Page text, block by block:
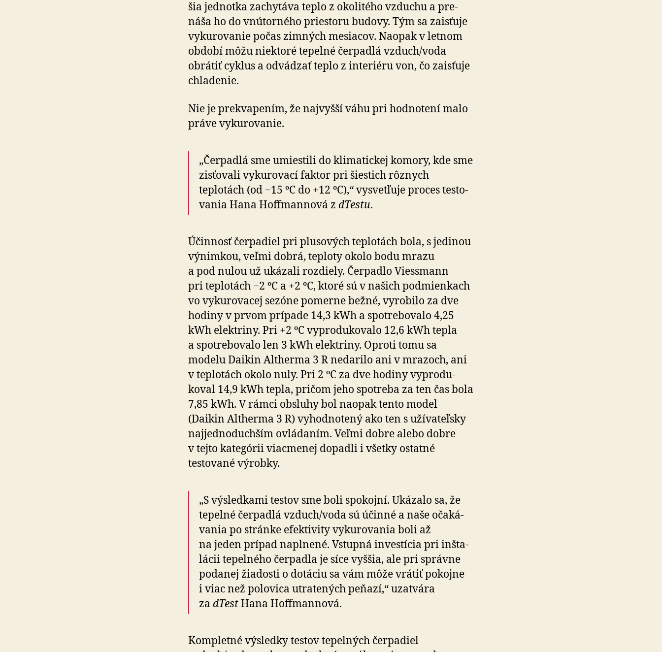
šia jed­not­ka zachy­táva teplo z oko­li­tého vzduchu a pre­
náša ho do vnú­tor­ného priestoru budovy. Tým sa zaisťuje
vy­ku­ro­vanie počas zimných mesiacov. Naopak v letnom
období môžu nie­ktoré tepelné čerpadlá vzduch/voda
obrátiť cyklus a odvá­dzať teplo z inte­riéru von, čo zaisťuje
chla­denie.
Nie je prekvapením, že najvyšší váhu pri hod­no­tení malo
práve vy­ku­ro­va­nie.
„Čerpadlá sme umiestili do klimatickej komory, kde sme
zisťovali vy­ku­ro­vací faktor pri šiestich rôznych
teplotách (od −15 ºC do +12 ºC),“ vysvet­ľuje proces testo­
vania Hana Hoffmannová z dTestu.
Účinnosť čerpadiel pri plusových teplotách bola, s je­di­nou
výnimkou, veľmi dobrá, teploty okolo bodu mrazu
a pod nulou už ukázali rozdiely. Čerpadlo Viessmann
pri teplo­tách −2 ºC a +2 ºC, ktoré sú v našich pod­mien­kach
vo vy­ku­ro­vacej sezóne pomerne bežné, vy­ro­bilo za dve
hodiny v prvom prípade 14,3 kWh a spotre­bo­valo 4,25
kWh elektriny. Pri +2 ºC vy­pro­du­ko­valo 12,6 kWh tepla
a spotre­bo­valo len 3 kWh elektriny. Oproti tomu sa
modelu Daikin Altherma 3 R nedarilo ani v mrazoch, ani
v teplo­tách okolo nuly. Pri 2 ºC za dve hodiny vy­pro­du­
koval 14,9 kWh tepla, pričom jeho spotreba za ten čas bola
7,85 kWh. V rámci obsluhy bol naopak tento model
(Daikin Altherma 3 R) vy­hod­no­tený ako ten s uží­va­teľsky
naj­jed­no­duch­ším ovlá­da­ním. Veľmi dobre alebo dobre
v tejto kategórii viac­menej dopadli i všetky ostatné
testované výrobky.
„S výsledkami testov sme boli spokojní. Ukázalo sa, že
tepelné čerpadlá vzduch/voda sú účinné a naše oča­ká­
vania po stránke efektivity vy­ku­ro­vania boli až
na jeden prípad naplnené. Vstupná investícia pri inšta­
lácii tepelného čerpadla je síce vyššia, ale pri správne
podanej žiadosti o dotáciu sa vám môže vrátiť pokojne
i viac než polo­vica utra­te­ných peňazí,“ uzatvára
za dTestHana Hoffmannová.
Kompletné výsledky testov tepelných čerpadiel